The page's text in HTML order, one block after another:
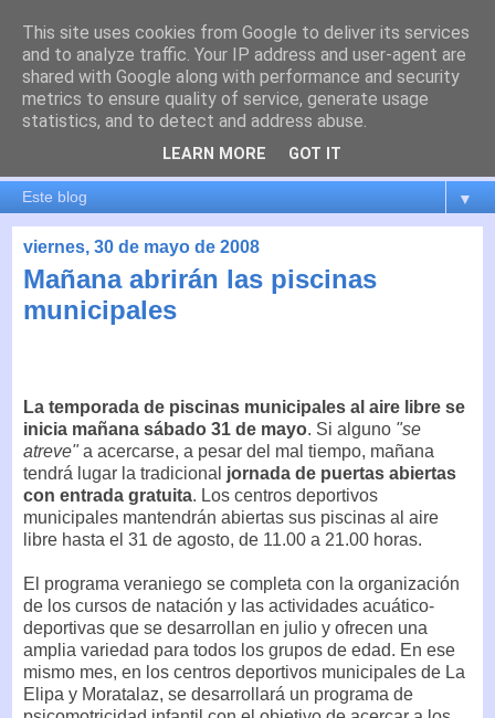
es por madrid
El blog de Madrid y su actualidad, proyectos, transporte,
movilidad, arquitectura, participación, medio ambiente,
educación, empleo, ...
▼
viernes, 30 de mayo de 2008
Mañana abrirán las piscinas
municipales
La temporada de piscinas municipales al aire libre se
inicia mañana sábado 31 de mayo. Si alguno "se
atreve"a acercarse, a pesar del mal tiempo, mañana
tendrá lugar la tradicional jornada de puertas abiertas
con entrada gratuita. Los centros deportivos
municipales mantendrán abiertas sus piscinas al aire
libre hasta el 31 de agosto, de 11.00 a 21.00 horas.
El programa veraniego se completa con la organización
de los cursos de natación y las actividades acuático-
deportivas que se desarrollan en julio y ofrecen una
amplia variedad para todos los grupos de edad. En ese
mismo mes, en los centros deportivos municipales de La
Elipa y Moratalaz, se desarrollará un programa de
This site uses cookies from Google to deliver its services
and to analyze traffic. Your IP address and user-agent are
shared with Google along with performance and security
metrics to ensure quality of service, generate usage
statistics, and to detect and address abuse.
LEARN MORE GOT IT